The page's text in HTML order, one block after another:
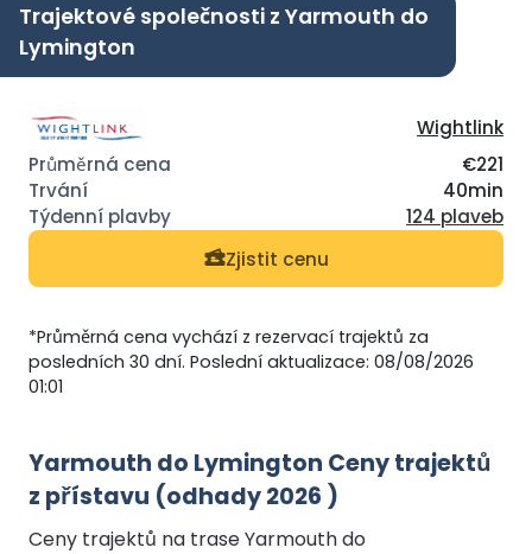
Trajektové společnosti z Yarmouth do
Lymington
Wightlink
€221
40min
124 plaveb
Zjistit cenu
*Průměrná cena vychází z rezervací trajektů za
posledních 30 dní. Poslední aktualizace: 08/08/2026
01:01
Yarmouth do Lymington Ceny trajektů
z přístavu (odhady 2026 )
Ceny trajektů na trase Yarmouth do